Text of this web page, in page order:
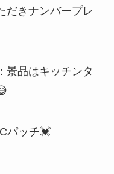
だきナンバープレ
景品はキッチンタ
パッチ💓